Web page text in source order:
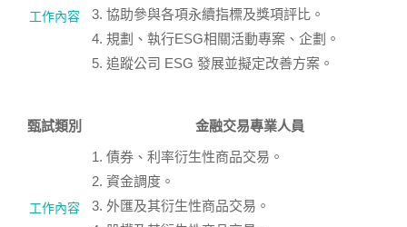
工作內容
協助參與各項永續指標及獎項評比。
規劃、執行ESG相關活動專案、企劃。
追蹤公司 ESG 發展並擬定改善方案。
甄試類別 金融交易專業人員
工作內容
債券、利率衍生性商品交易。
資金調度。
外匯及其衍生性商品交易。